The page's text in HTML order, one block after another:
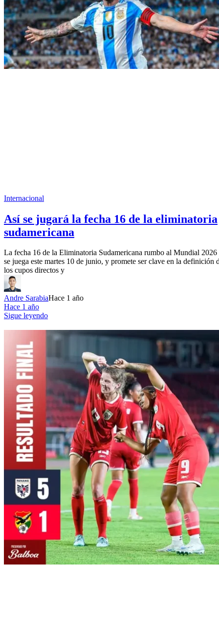
Internacional
Así se jugará la fecha 16 de la eliminatoria
sudamericana
La fecha 16 de la Eliminatoria Sudamericana rumbo al Mundial 2026
se juega este martes 10 de junio, y promete ser clave en la definición
los cupos directos y
Andre SarabiaHace 1 año
Hace 1 año
Sigue leyendo